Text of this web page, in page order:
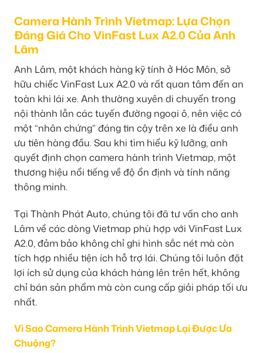
Camera Hành Trình Vietmap: Lựa Chọn
Đáng Giá Cho VinFast Lux A2.0 Của Anh
Lâm
Anh Lâm, một khách hàng kỹ tính ở Hóc Môn, sở
hữu chiếc VinFast Lux A2.0 và rất quan tâm đến an
toàn khi lái xe. Anh thường xuyên di chuyển trong
nội thành lẫn các tuyến đường ngoại ô, nên việc có
một “nhân chứng” đáng tin cậy trên xe là điều anh
ưu tiên hàng đầu. Sau khi tìm hiểu kỹ lưỡng, anh
quyết định chọn camera hành trình Vietmap, một
thương hiệu nổi tiếng về độ ổn định và tính năng
thông minh.
Tại Thành Phát Auto, chúng tôi đã tư vấn cho anh
Lâm về các dòng Vietmap phù hợp với VinFast Lux
A2.0, đảm bảo không chỉ ghi hình sắc nét mà còn
tích hợp nhiều tiện ích hỗ trợ lái. Chúng tôi luôn đặt
lợi ích sử dụng của khách hàng lên trên hết, không
chỉ bán sản phẩm mà còn cung cấp giải pháp tối ưu
nhất.
Vì Sao Camera Hành Trình Vietmap Lại Được Ưa
Chuộng?